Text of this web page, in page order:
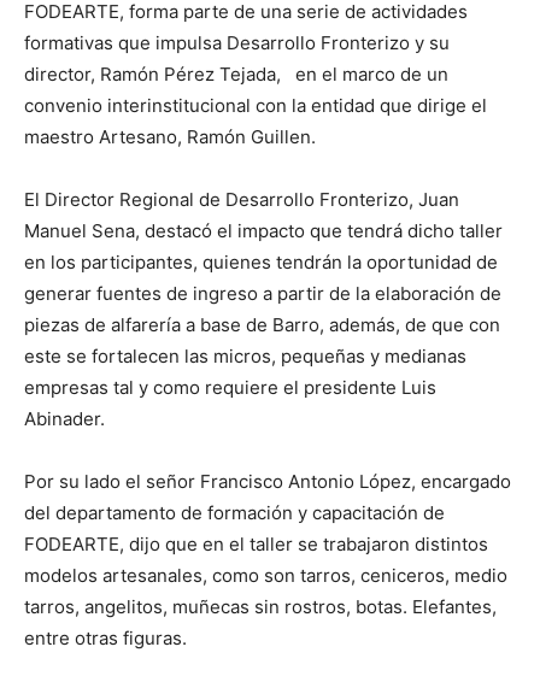
FODEARTE, forma parte de una serie de actividades
formativas que impulsa Desarrollo Fronterizo y su
director, Ramón Pérez Tejada, en el marco de un
convenio interinstitucional con la entidad que dirige el
maestro Artesano, Ramón Guillen.
El Director Regional de Desarrollo Fronterizo, Juan
Manuel Sena, destacó el impacto que tendrá dicho taller
en los participantes, quienes tendrán la oportunidad de
generar fuentes de ingreso a partir de la elaboración de
piezas de alfarería a base de Barro, además, de que con
este se fortalecen las micros, pequeñas y medianas
empresas tal y como requiere el presidente Luis
Abinader.
Por su lado el señor Francisco Antonio López, encargado
del departamento de formación y capacitación de
FODEARTE, dijo que en el taller se trabajaron distintos
modelos artesanales, como son tarros, ceniceros, medio
tarros, angelitos, muñecas sin rostros, botas. Elefantes,
entre otras figuras.